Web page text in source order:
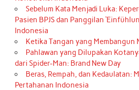
Sebelum Kata Menjadi Luka:
Pasien BPJS dan Panggilan
Indonesia
Ketika Tangan yang Membangun
Pahlawan yang Dilupakan
dari Spider-Man: Brand New Day
Beras, Rempah, dan Kedaulatan:
Pertahanan Indonesia